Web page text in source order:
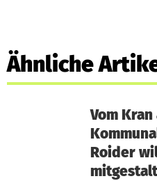
Ähnliche
Vom
Roider